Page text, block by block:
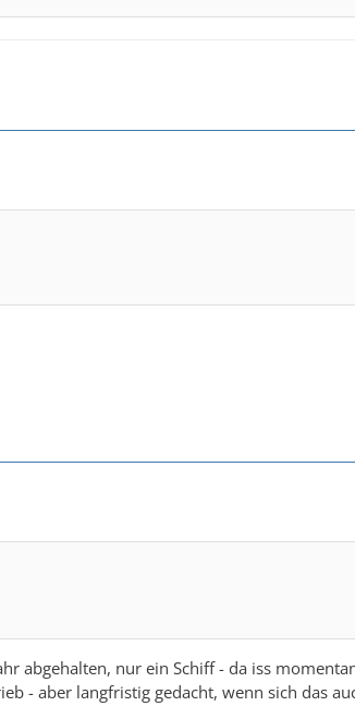
abgehalten, nur ein Schiff - da iss
- aber langfristig gedacht, wenn sich das